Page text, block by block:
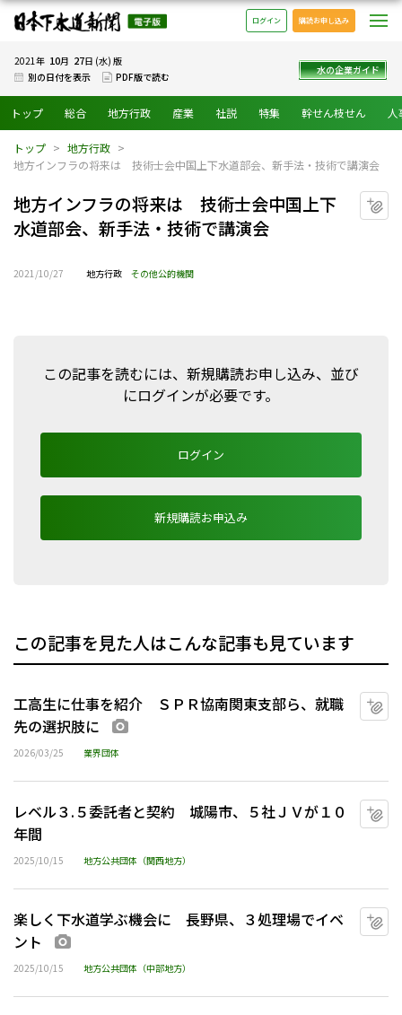
日本下水道新聞 電子版
ログイン 購読お申し込み
2021年 10月 27日 (水) 版
別の日付を表示
PDF版で読む
水の企業ガイド
トップ 総合 地方行政 産業 社説 特集 幹せん枝せん
トップ
地方行政
地方インフラの将来は 技術士会中国上下水道部会、新手法・技術で講演会
地方インフラの将来は 技術士会中国上下
水道部会、新手法・技術で講演会
2021/10/27 地方行政 その他公的機関
この記事を読むには、新規購読お申し込み、並び
にログインが必要です。
ログイン
新規購読お申込み
この記事を見た人はこんな記事も見ています
工高生に仕事を紹介 ＳＰＲ協南関東支部ら、就職
先の選択肢に
2026/03/25 業界団体
レベル３.５委託者と契約 城陽市、５社ＪＶが１０
年間
2025/10/15 地方公共団体（関西地方）
楽しく下水道学ぶ機会に 長野県、３処理場でイベ
ント
2025/10/15 地方公共団体（中部地方）